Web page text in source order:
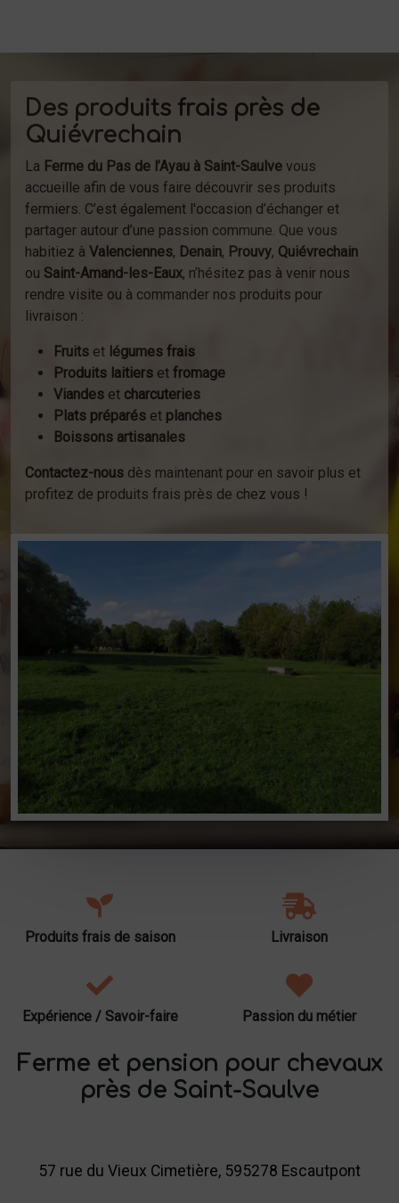
Des produits frais près de
Quiévrechain
La Ferme du Pas de l’Ayau à Saint-Saulve vous
accueille afin de vous faire découvrir ses produits
fermiers. C’est également l'occasion d’échanger et
partager autour d’une passion commune. Que vous
habitiez à Valenciennes, Denain, Prouvy, Quiévrechain
ou Saint-Amand-les-Eaux, n’hésitez pas à venir nous
rendre visite ou à commander nos produits pour
livraison :
Fruits et légumes frais
Produits laitiers et fromage
Viandes et charcuteries
Plats préparés et planches
Boissons artisanales
Contactez-nous dès maintenant pour en savoir plus et
profitez de produits frais près de chez vous !
Produits frais de saison Livraison
Expérience / Savoir-faire Passion du métier
Ferme et pension pour chevaux
près de Saint-Saulve
57 rue du Vieux Cimetière, 595278 Escautpont